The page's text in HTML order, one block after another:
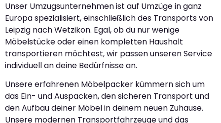
Unser Umzugsunternehmen ist auf Umzüge in ganz
Europa spezialisiert, einschließlich des Transports von
Leipzig nach Wetzikon. Egal, ob du nur wenige
Möbelstücke oder einen kompletten Haushalt
transportieren möchtest, wir passen unseren Service
individuell an deine Bedürfnisse an.
Unsere erfahrenen Möbelpacker kümmern sich um
das Ein- und Auspacken, den sicheren Transport und
den Aufbau deiner Möbel in deinem neuen Zuhause.
Unsere modernen Transportfahrzeuge und das